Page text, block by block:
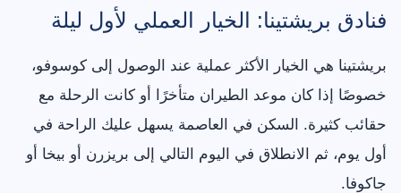
فنادق بريشتينا: الخيار العملي لأول ليلة
بريشتينا هي الخيار الأكثر عملية عند الوصول إلى كوسوفو،
خصوصًا إذا كان موعد الطيران متأخرًا أو كانت الرحلة مع
حقائب كثيرة. السكن في العاصمة يسهل عليك الراحة في
أول يوم، ثم الانطلاق في اليوم التالي إلى بريزرن أو بيخا أو
جاكوفا.